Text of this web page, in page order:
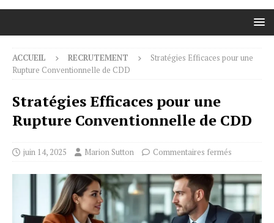
ACCUEIL RECRUTEMENT
Stratégies Efficaces pour une
Rupture Conventionnelle de CDD
Stratégies Efficaces pour une
Rupture Conventionnelle de CDD
juin 14, 2025 Marion Sutton Commentaires fermés